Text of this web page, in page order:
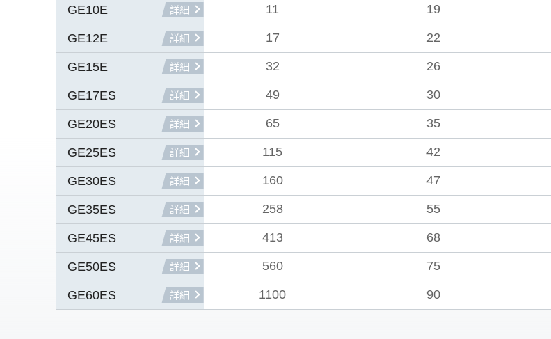
GE10E 詳細 11 19
GE12E 詳細 17 22
GE15E 詳細 32 26
GE17ES 詳細 49 30
GE20ES 詳細 65 35
GE25ES 詳細 115 42
GE30ES 詳細 160 47
GE35ES 詳細 258 55
GE45ES 詳細 413 68
GE50ES 詳細 560 75
GE60ES 詳細 1100 90